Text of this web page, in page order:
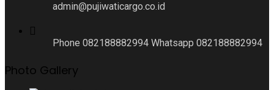
admin@pujiwaticargo.co.id
Phone 082188882994 Whatsapp 082188882994
Photo Gallery